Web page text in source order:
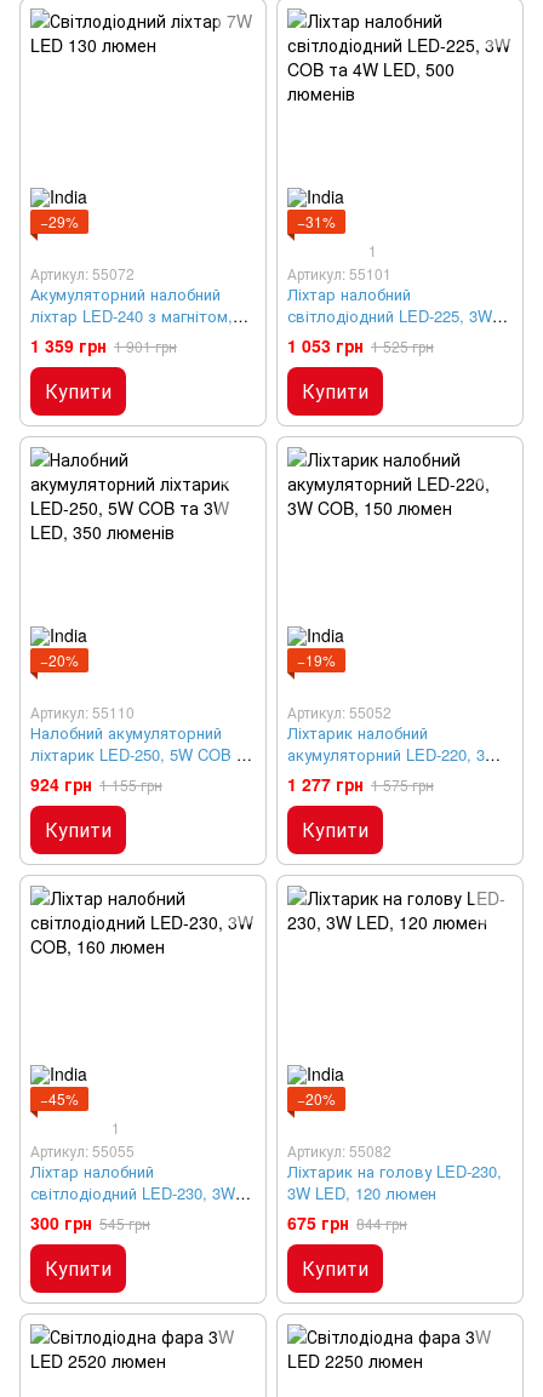
−29%
Артикул: 55072
Акумуляторний налобний
ліхтар LED-240 з магнітом,
7W LED, 130 люмен
1 359 грн 1 901 грн
Купити
−31%
1
Артикул: 55101
Ліхтар налобний
світлодіодний LED-225, 3W
COB та 4W LED, 500 люменів
1 053 грн 1 525 грн
Купити
−20%
Артикул: 55110
Налобний акумуляторний
ліхтарик LED-250, 5W COB та
3W LED, 350 люменів
924 грн 1 155 грн
Купити
−19%
Артикул: 55052
Ліхтарик налобний
акумуляторний LED-220, 3W
COB, 150 люмен
1 277 грн 1 575 грн
Купити
−45%
1
Артикул: 55055
Ліхтар налобний
світлодіодний LED-230, 3W
COB, 160 люмен
300 грн 545 грн
Купити
−20%
Артикул: 55082
Ліхтарик на голову LED-230,
3W LED, 120 люмен
675 грн 844 грн
Купити